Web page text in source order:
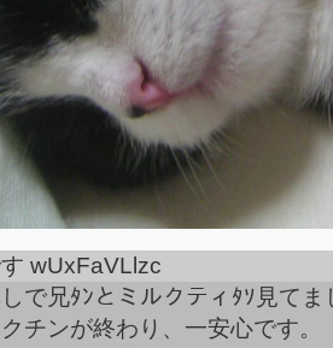
wUxFaVLlzc
で兄ﾀﾝとミルクティﾀｿ見て
チンが終わり、一安心です。